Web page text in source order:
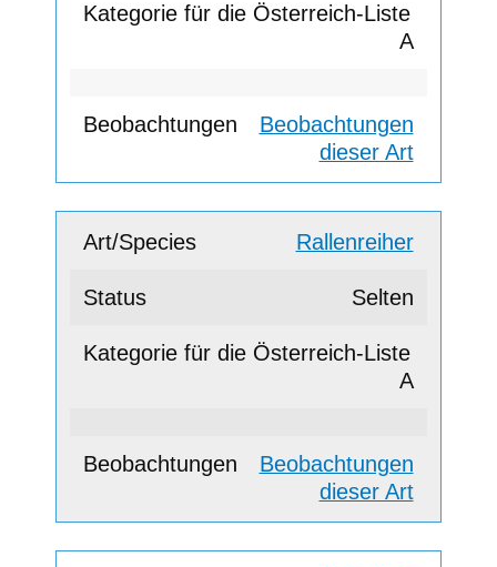
A
Beobachtungen
dieser Art
Rallenreiher
Selten
A
Beobachtungen
dieser Art